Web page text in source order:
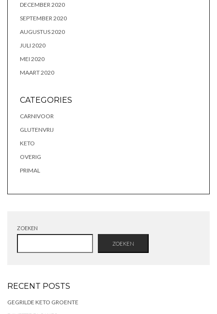
DECEMBER 2020
SEPTEMBER 2020
AUGUSTUS 2020
JULI 2020
MEI 2020
MAART 2020
CATEGORIES
CARNIVOOR
GLUTENVRIJ
KETO
OVERIG
PRIMAL
ZOEKEN
ZOEKEN
RECENT POSTS
GEGRILDE KETO GROENTE